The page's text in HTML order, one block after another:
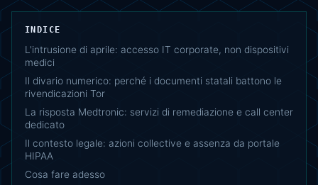
INDICE
L'intrusione di aprile: accesso IT corporate, non dispositivi
medici
Il divario numerico: perché i documenti statali battono le
rivendicazioni Tor
La risposta Medtronic: servizi di remediazione e call center
dedicato
Il contesto legale: azioni collective e assenza da portale
HIPAA
Cosa fare adesso